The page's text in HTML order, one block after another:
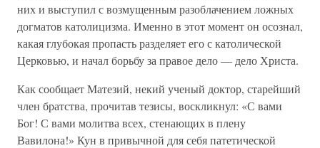
них и выступил с возмущенным разоблачением ложных
догматов католицизма. Именно в этот момент он осознал,
какая глубокая пропасть разделяет его с католической
Церковью, и начал борьбу за правое дело — дело Христа.
Как сообщает Матезий, некий ученый доктор, старейший
член братства, прочитав тезисы, воскликнул: «С вами
Бог! С вами молитва всех, стенающих в плену
Вавилона!» Кун в привычной для себя патетической